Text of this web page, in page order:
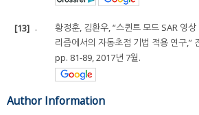
[13] .
황정훈, 김환우, “스퀸트 모드 SAR 영
리즘에서의 자동초점 기법 적용 연구,”
pp. 81-89, 2017년 7월.
Author Information